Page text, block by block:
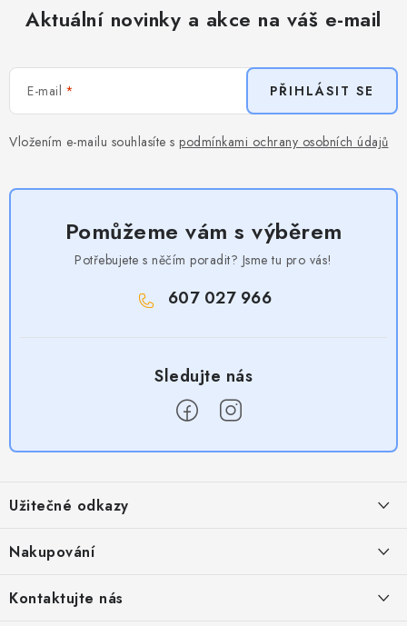
Aktuální novinky a akce na váš e-mail
E-mail
Vložením e-mailu souhlasíte s podmínkami ochrany osobních údajů
PŘIHLÁSIT SE
Pomůžeme vám s výběrem
Potřebujete s něčím poradit? Jsme tu pro vás!
607 027 966
p
a
Užitečné odkazy
Provizní systém
Nakupování
Kontaktujte nás